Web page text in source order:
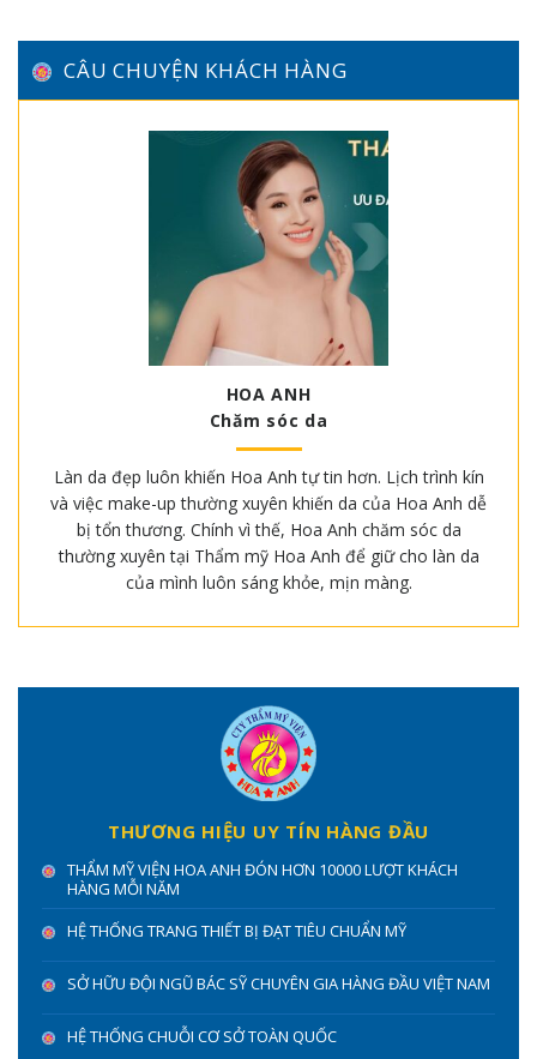
CÂU CHUYỆN KHÁCH HÀNG
HOA ANH
Chăm sóc da
Làn da đẹp luôn khiến Hoa Anh tự tin hơn. Lịch trình kín
và việc make-up thường xuyên khiến da của Hoa Anh dễ
bị tổn thương. Chính vì thế, Hoa Anh chăm sóc da
thường xuyên tại Thẩm mỹ Hoa Anh để giữ cho làn da
của mình luôn sáng khỏe, mịn màng.
THƯƠNG HIỆU UY TÍN HÀNG ĐẦU
THẨM MỸ VIỆN HOA ANH ĐÓN HƠN 10000 LƯỢT KHÁCH
HÀNG MỖI NĂM
HỆ THỐNG TRANG THIẾT BỊ ĐẠT TIÊU CHUẨN MỸ
SỞ HỮU ĐỘI NGŨ BÁC SỸ CHUYÊN GIA HÀNG ĐẦU VIỆT NAM
HỆ THỐNG CHUỖI CƠ SỞ TOÀN QUỐC